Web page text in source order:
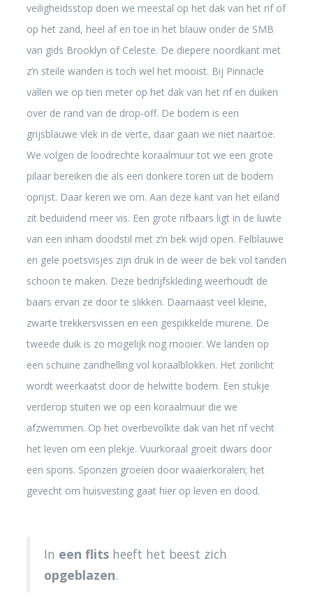
veiligheidsstop doen we meestal op het dak van het rif of
op het zand, heel af en toe in het blauw onder de SMB
van gids Brooklyn of Celeste. De diepere noordkant met
z’n steile wanden is toch wel het mooist. Bij Pinnacle
vallen we op tien meter op het dak van het rif en duiken
over de rand van de drop-off. De bodem is een
grijsblauwe vlek in de verte, daar gaan we niet naartoe.
We volgen de loodrechte koraalmuur tot we een grote
pilaar bereiken die als een donkere toren uit de bodem
oprijst. Daar keren we om. Aan deze kant van het eiland
zit beduidend meer vis. Een grote rifbaars ligt in de luwte
van een inham doodstil met z’n bek wijd open. Felblauwe
en gele poetsvisjes zijn druk in de weer de bek vol tanden
schoon te maken. Deze bedrijfskleding weerhoudt de
baars ervan ze door te slikken. Daarnaast veel kleine,
zwarte trekkersvissen en een gespikkelde murene. De
tweede duik is zo mogelijk nog mooier. We landen op
een schuine zandhelling vol koraalblokken. Het zonlicht
wordt weerkaatst door de helwitte bodem. Een stukje
verderop stuiten we op een koraalmuur die we
afzwemmen. Op het overbevolkte dak van het rif vecht
het leven om een plekje. Vuurkoraal groeit dwars door
een spons. Sponzen groeien door waaierkoralen; het
gevecht om huisvesting gaat hier op leven en dood.
In een flitsheeft het beest zich
opgeblazen.